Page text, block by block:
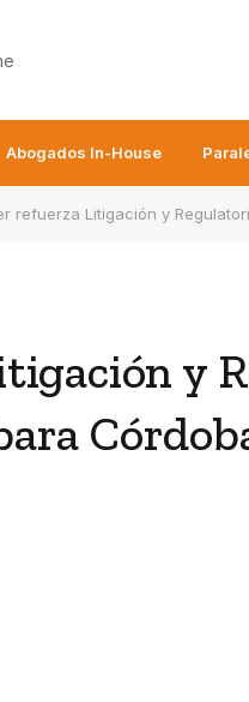
Abogados In-House
refuerza Litigación y
y